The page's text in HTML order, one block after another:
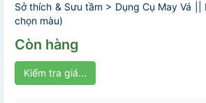
Sở thích & Sưu tầm > Dụng Cụ May Vá ||
chọn màu)
Còn hàng
Kiểm tra giá...